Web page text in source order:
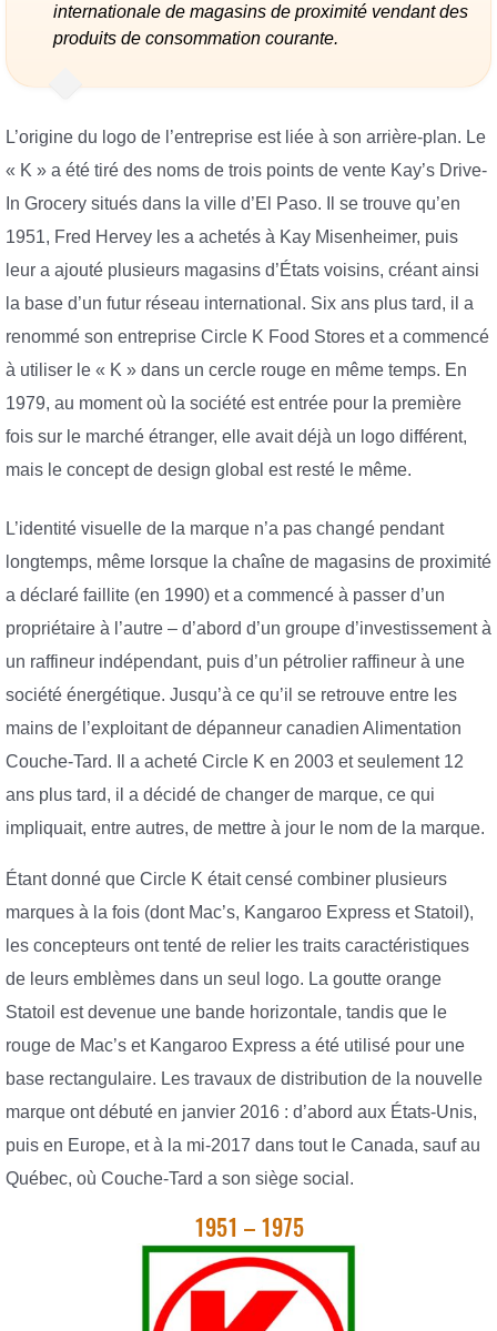
internationale de magasins de proximité vendant des
produits de consommation courante.
L’origine du logo de l’entreprise est liée à son arrière-plan. Le
« K » a été tiré des noms de trois points de vente Kay’s Drive-
In Grocery situés dans la ville d’El Paso. Il se trouve qu’en
1951, Fred Hervey les a achetés à Kay Misenheimer, puis
leur a ajouté plusieurs magasins d’États voisins, créant ainsi
la base d’un futur réseau international. Six ans plus tard, il a
renommé son entreprise Circle K Food Stores et a commencé
à utiliser le « K » dans un cercle rouge en même temps. En
1979, au moment où la société est entrée pour la première
fois sur le marché étranger, elle avait déjà un logo différent,
mais le concept de design global est resté le même.
L’identité visuelle de la marque n’a pas changé pendant
longtemps, même lorsque la chaîne de magasins de proximité
a déclaré faillite (en 1990) et a commencé à passer d’un
propriétaire à l’autre – d’abord d’un groupe d’investissement à
un raffineur indépendant, puis d’un pétrolier raffineur à une
société énergétique. Jusqu’à ce qu’il se retrouve entre les
mains de l’exploitant de dépanneur canadien Alimentation
Couche-Tard. Il a acheté Circle K en 2003 et seulement 12
ans plus tard, il a décidé de changer de marque, ce qui
impliquait, entre autres, de mettre à jour le nom de la marque.
Étant donné que Circle K était censé combiner plusieurs
marques à la fois (dont Mac’s, Kangaroo Express et Statoil),
les concepteurs ont tenté de relier les traits caractéristiques
de leurs emblèmes dans un seul logo. La goutte orange
Statoil est devenue une bande horizontale, tandis que le
rouge de Mac’s et Kangaroo Express a été utilisé pour une
base rectangulaire. Les travaux de distribution de la nouvelle
marque ont débuté en janvier 2016 : d’abord aux États-Unis,
puis en Europe, et à la mi-2017 dans tout le Canada, sauf au
Québec, où Couche-Tard a son siège social.
1951 – 1975